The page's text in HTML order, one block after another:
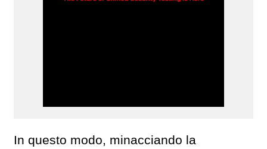
In questo modo, minacciando la